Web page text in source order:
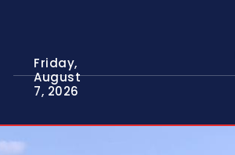
Friday,
August
7, 2026